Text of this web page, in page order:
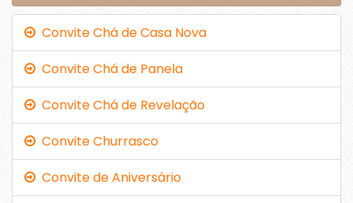
Convite Chá de Casa Nova
Convite Chá de Panela
Convite Chá de Revelação
Convite Churrasco
Convite de Aniversário